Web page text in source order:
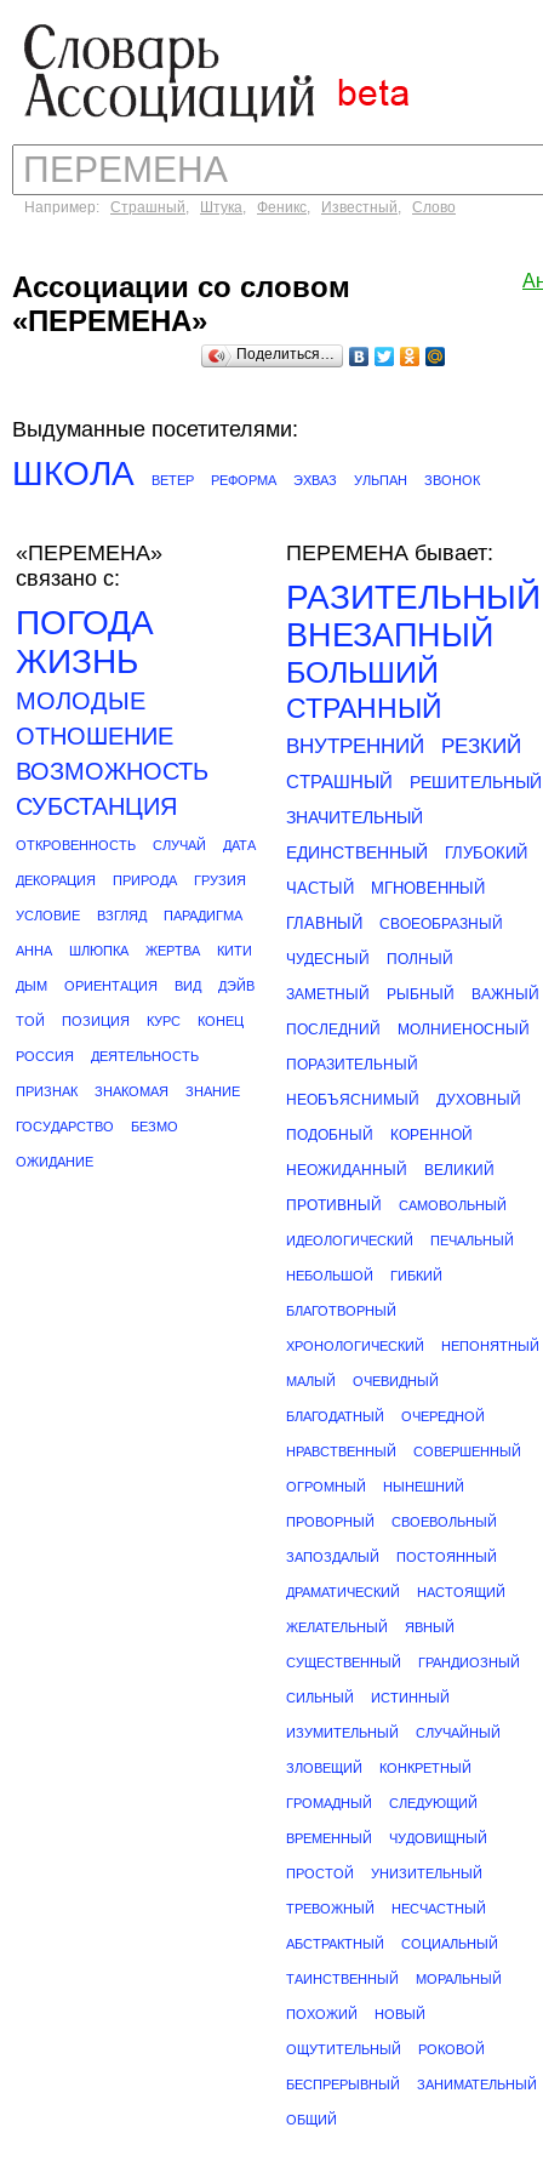
Например: Страшный, Штука, Феникс, Известный, Слово
Ассоциации со словом
«ПЕРЕМЕНА»
Поделиться…
Выдуманные посетителями:
ШКОЛА ВЕТЕР РЕФОРМА ЭХВАЗ УЛЬПАН ЗВОНОК
«ПЕРЕМЕНА»
связано с:
ПОГОДА
ЖИЗНЬ
МОЛОДЫЕ
ОТНОШЕНИЕ
ВОЗМОЖНОСТЬ
СУБСТАНЦИЯ
ОТКРОВЕННОСТЬ СЛУЧАЙ ДАТА
ДЕКОРАЦИЯ ПРИРОДА ГРУЗИЯ
УСЛОВИЕ ВЗГЛЯД ПАРАДИГМА
АННА ШЛЮПКА ЖЕРТВА КИТИ
ДЫМ ОРИЕНТАЦИЯ ВИД ДЭЙВ
ТОЙ ПОЗИЦИЯ КУРС КОНЕЦ
РОССИЯ ДЕЯТЕЛЬНОСТЬ
ПРИЗНАК ЗНАКОМАЯ ЗНАНИЕ
ГОСУДАРСТВО БЕЗМО
ОЖИДАНИЕ
ПЕРЕМЕНА бывает:
РАЗИТЕЛЬНЫЙ
ВНЕЗАПНЫЙ
БОЛЬШИЙ
СТРАННЫЙ
ВНУТРЕННИЙ РЕЗКИЙ
СТРАШНЫЙ
РЕШИТЕЛЬНЫЙ
ЗНАЧИТЕЛЬНЫЙ
ЕДИНСТВЕННЫЙ
ГЛУБОКИЙ
ЧАСТЫЙ
МГНОВЕННЫЙ
ГЛАВНЫЙ
СВОЕОБРАЗНЫЙ
ЧУДЕСНЫЙ ПОЛНЫЙ
ЗАМЕТНЫЙ РЫБНЫЙ ВАЖНЫЙ
ПОСЛЕДНИЙ МОЛНИЕНОСНЫЙ
ПОРАЗИТЕЛЬНЫЙ
НЕОБЪЯСНИМЫЙ ДУХОВНЫЙ
ПОДОБНЫЙ КОРЕННОЙ
НЕОЖИДАННЫЙ ВЕЛИКИЙ
ПРОТИВНЫЙ САМОВОЛЬНЫЙ
ИДЕОЛОГИЧЕСКИЙ ПЕЧАЛЬНЫЙ
НЕБОЛЬШОЙ ГИБКИЙ
БЛАГОТВОРНЫЙ
ХРОНОЛОГИЧЕСКИЙ НЕПОНЯТНЫЙ
МАЛЫЙ ОЧЕВИДНЫЙ
БЛАГОДАТНЫЙ ОЧЕРЕДНОЙ
НРАВСТВЕННЫЙ СОВЕРШЕННЫЙ
ОГРОМНЫЙ НЫНЕШНИЙ
ПРОВОРНЫЙ СВОЕВОЛЬНЫЙ
ЗАПОЗДАЛЫЙ ПОСТОЯННЫЙ
ДРАМАТИЧЕСКИЙ НАСТОЯЩИЙ
ЖЕЛАТЕЛЬНЫЙ ЯВНЫЙ
СУЩЕСТВЕННЫЙ ГРАНДИОЗНЫЙ
СИЛЬНЫЙ ИСТИННЫЙ
ИЗУМИТЕЛЬНЫЙ СЛУЧАЙНЫЙ
ЗЛОВЕЩИЙ КОНКРЕТНЫЙ
ГРОМАДНЫЙ СЛЕДУЮЩИЙ
ВРЕМЕННЫЙ ЧУДОВИЩНЫЙ
ПРОСТОЙ УНИЗИТЕЛЬНЫЙ
ТРЕВОЖНЫЙ НЕСЧАСТНЫЙ
АБСТРАКТНЫЙ СОЦИАЛЬНЫЙ
ТАИНСТВЕННЫЙ МОРАЛЬНЫЙ
ПОХОЖИЙ НОВЫЙ
ОЩУТИТЕЛЬНЫЙ РОКОВОЙ
БЕСПРЕРЫВНЫЙ ЗАНИМАТЕЛЬНЫЙ
ОБЩИЙ